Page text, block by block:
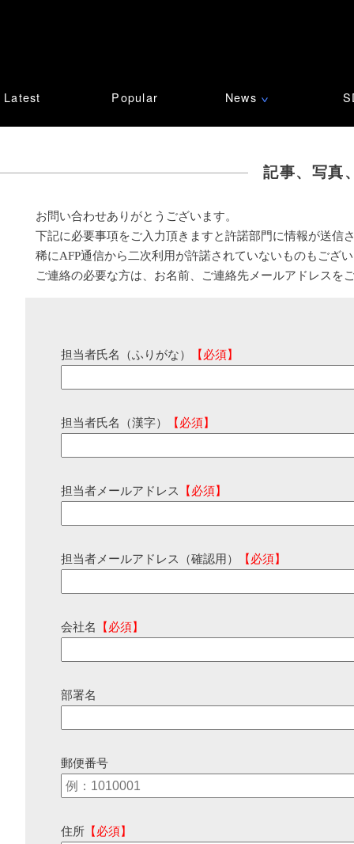
Latest Popular News ∨
記事、写真
お問い合わせありがとうございます。
下記に必要事項をご入力頂きますと許諾部門に情報が送信
稀にAFP通信から二次利用が許諾されていないものもござ
ご連絡の必要な方は、お名前、ご連絡先メールアドレスを
担当者氏名（ふりがな） 【必須】
担当者氏名（漢字） 【必須】
担当者メールアドレス 【必須】
担当者メールアドレス（確認用） 【必須】
会社名 【必須】
部署名
郵便番号
住所 【必須】